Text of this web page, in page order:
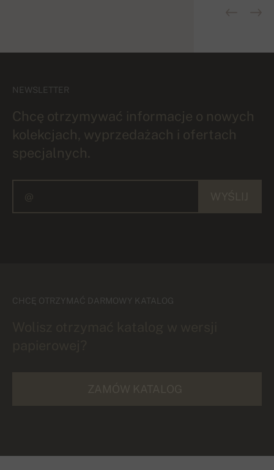
NEWSLETTER
Chcę otrzymywać informacje o nowych
kolekcjach, wyprzedażach i ofertach
specjalnych.
CHCĘ OTRZYMAĆ DARMOWY KATALOG